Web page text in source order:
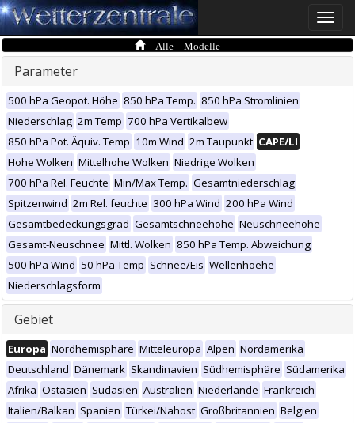
Toggle
Alle Modelle
Parameter
500 hPa Geopot. Höhe 850 hPa Temp. 850 hPa Stromlinien
Niederschlag 2m Temp 700 hPa Vertikalbew
850 hPa Pot. Äquiv. Temp 10m Wind 2m Taupunkt CAPE/LI
Hohe Wolken Mittelhohe Wolken Niedrige Wolken
700 hPa Rel. Feuchte Min/Max Temp. Gesamtniederschlag
Spitzenwind 2m Rel. feuchte 300 hPa Wind 200 hPa Wind
Gesamtbedeckungsgrad Gesamtschneehöhe Neuschneehöhe
Gesamt-Neuschnee Mittl. Wolken 850 hPa Temp. Abweichung
500 hPa Wind 50 hPa Temp Schnee/Eis Wellenhoehe
Niederschlagsform
Gebiet
Europa Nordhemisphäre Mitteleuropa Alpen Nordamerika
Deutschland Dänemark Skandinavien Südhemisphäre Südamerika
Afrika Ostasien Südasien Australien Niederlande Frankreich
Italien/Balkan Spanien Türkei/Nahost Großbritannien Belgien